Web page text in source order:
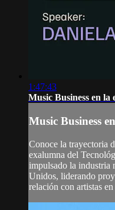
1:47:43
Music Business en la
Music Business
Conoce la trayectoria
exalumna del
impulsado la industria
Unidos, liderando
relación con artistas